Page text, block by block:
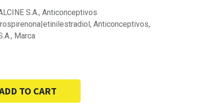
S.A., Anticonceptivos
Anticonceptivos,
Marca
TO CART